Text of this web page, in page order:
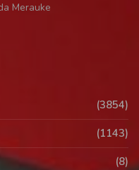
Merauke
(3854)
(1143)
(8)